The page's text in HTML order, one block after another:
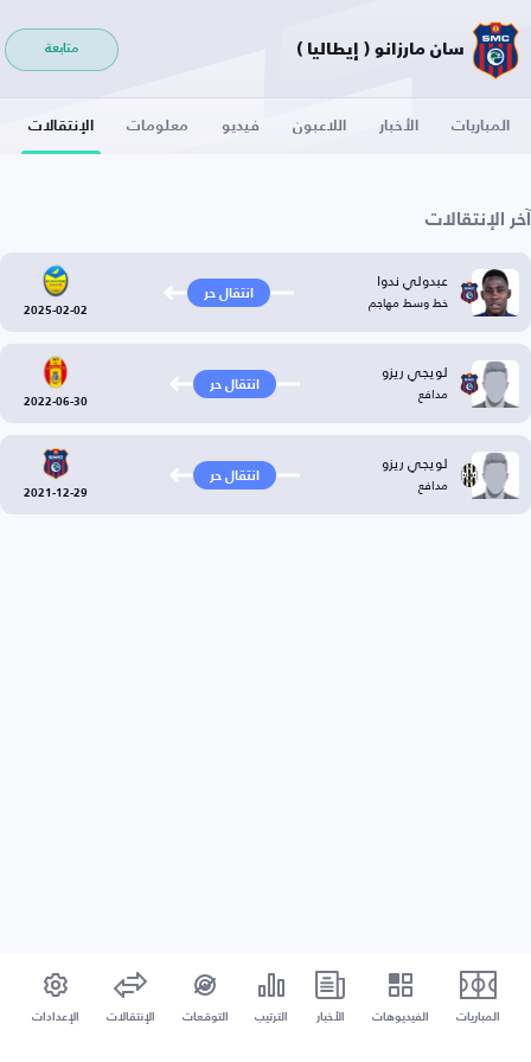
سان مارزانو ( إيطاليا ) متابعة
المباريات الأخبار اللاعبون فيديو معلومات الإنتقالات
آخر الإنتقالات
عبدولي ندوا
خط وسط مهاجم انتقال حر
2025-02-02
لويجي ريزو
مدافع انتقال حر
2022-06-30
لويجي ريزو
مدافع انتقال حر
2021-12-29
المباريات الفيديوهات الأخبار الترتيب التوقعات الإنتقالات الإعدادات